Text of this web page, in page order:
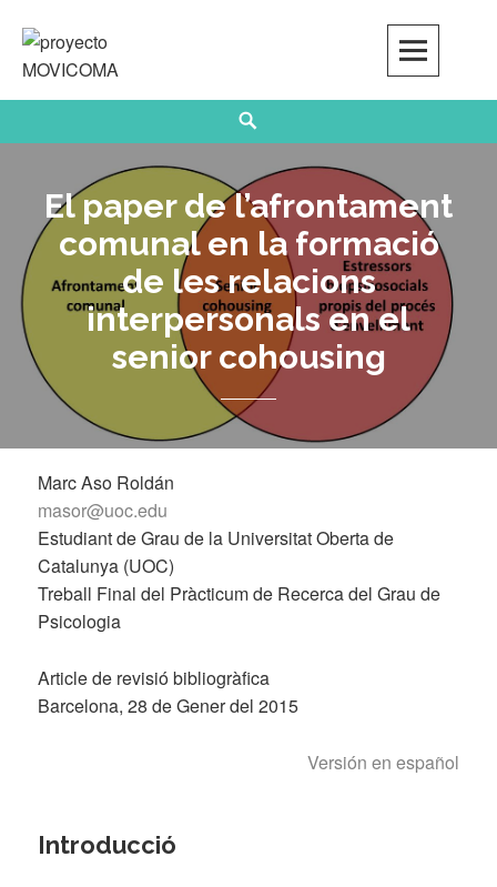
content
El paper de l’afrontament
comunal en la formació
de les relacions
interpersonals en el
senior cohousing
Marc Aso Roldán
masor@uoc.edu
Estudiant de Grau de la Universitat Oberta de
Catalunya (UOC)
Treball Final del Pràcticum de Recerca del Grau de
Psicologia
Article de revisió bibliogràfica
Barcelona, 28 de Gener del 2015
Versión en español
Introducció